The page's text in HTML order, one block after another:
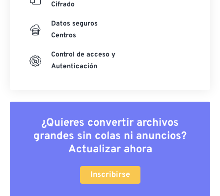
Cifrado
Datos seguros
Centros
Control de acceso y
Autenticación
¿Quieres convertir archivos
grandes sin colas ni anuncios?
Actualizar ahora
Inscribirse